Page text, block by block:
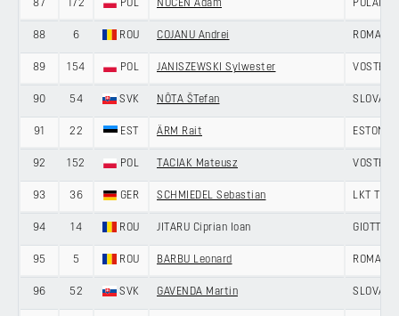
87 172 POL NOCEN Adam POLAND
88 6 ROU COJANU Andrei ROMANIA
89 154 POL JANISZEWSKI Sylwester VOSTER
90 54 SVK NÔTA ŠTefan
91 22 EST ÄRM Rait ESTONIA
92 152 POL TACIAK Mateusz VOSTER
93 36 GER SCHMIEDEL Sebastian LKT
94 14 ROU JITARU Ciprian Ioan GIOTTI
95 5 ROU BARBU Leonard ROMANIA
96 52 SVK GAVENDA Martin